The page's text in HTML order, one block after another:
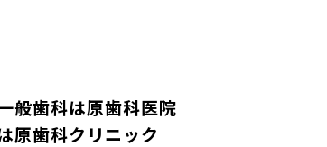
般歯科は原歯科医院
原歯科クリニック